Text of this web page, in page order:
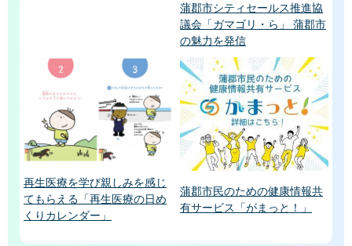
蒲郡市シティセールス推進協
議会「ガマゴリ・ら」 蒲郡市
の魅力を発信
再生医療を学び親しみを感じ
てもらえる「再生医療の日め
くりカレンダー」
蒲郡市民のための健康情報共
有サービス「がまっと！」